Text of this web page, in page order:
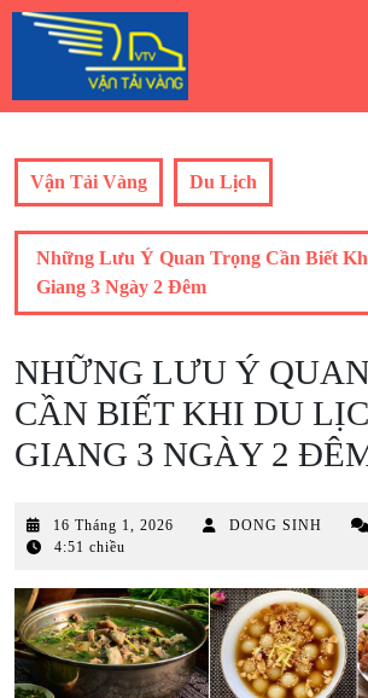
Skip
Vận Tải Vàng Du Lịch
Những Lưu Ý Quan Trọng Cần Biết
Giang 3 Ngày 2 Đêm
NHỮNG LƯU Ý
CẦN BIẾT KHI DU
GIANG 3 NGÀY 2
16 Tháng 1, 2026
2026
DONG SINH
4:51 chiều